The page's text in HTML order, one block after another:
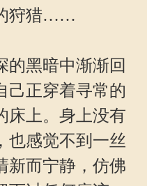
狩猎……
黑暗中渐渐回
己正穿着寻常的
床上。身上没有
也感觉不到一丝
新而宁静，仿佛